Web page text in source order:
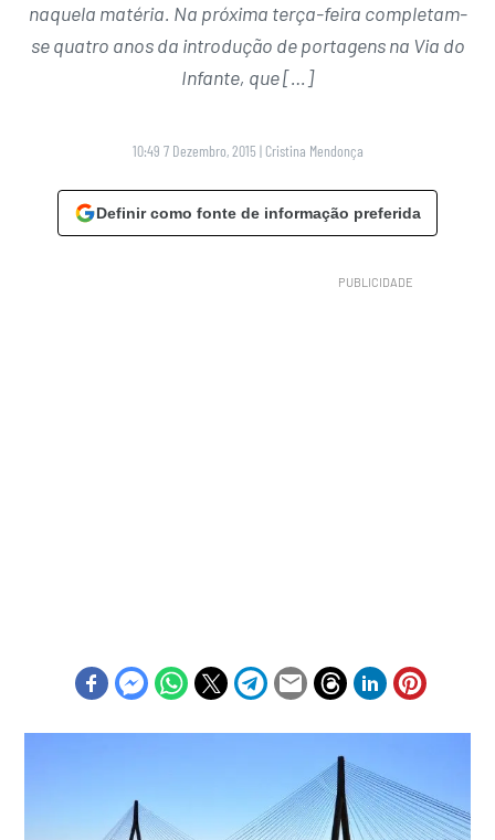
naquela matéria. Na próxima terça-feira completam-
se quatro anos da introdução de portagens na Via do
Infante, que […]
10:49 7 Dezembro, 2015 | Cristina Mendonça
Definir como fonte de informação preferida